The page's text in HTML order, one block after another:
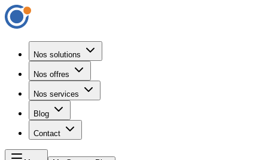
Nos solutions
Nos offres
Nos services
Blog
Contact